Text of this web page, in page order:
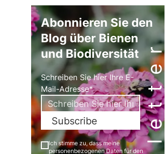
Abonnieren Sie den
Blog über Bienen
und Biodiversität
Schreiben Sie hier Ihre E-
Mail-Adresse*
Subscribe
Ich stimme zu, dass meine
personenbezogenen Daten für den